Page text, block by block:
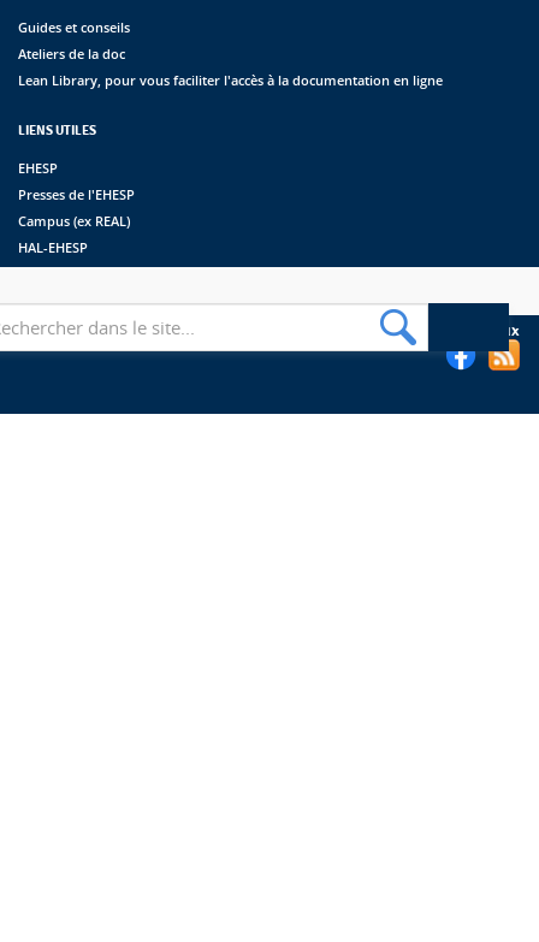
Guides et conseils
Ateliers de la doc
Lean Library, pour vous faciliter l'accès à la documentation en ligne
LIENS UTILES
EHESP
Presses de l'EHESP
Campus (ex REAL)
HAL-EHESP
Suivez les bibliothèques de l'EHESP sur les réseaux sociaux